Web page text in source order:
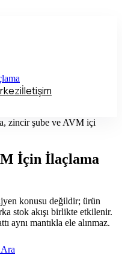
İletişim
Bilgi Merkezi
zincir şube ve AVM içi
İçin İlaçlama
konusu değildir; ürün
stok akışı birlikte etkilenir.
aynı mantıkla ele alınmaz.